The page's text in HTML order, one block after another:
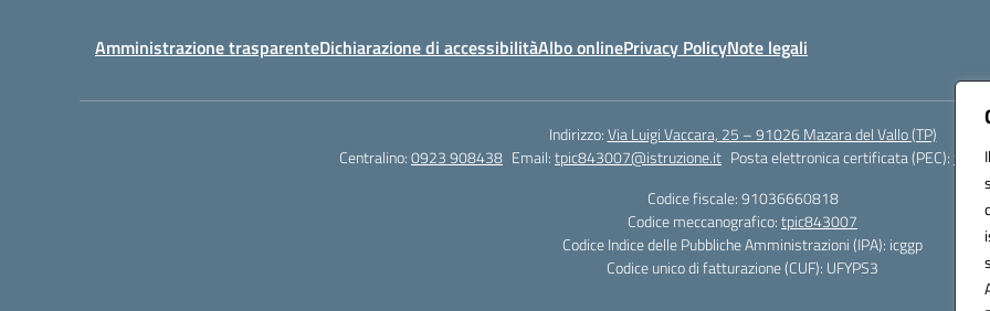
Amministrazione trasparenteDichiarazione di accessibilitàAlbo onlinePrivacy PolicyNote legali
Indirizzo:Via Luigi Vaccara, 25 – 91026 Mazara del Vallo (TP)
Centralino:0923 908438 Email:tpic843007@istruzione.it Posta elettronica certificata (PEC):
Codice fiscale: 91036660818
Codice meccanografico:tpic843007
Codice Indice delle Pubbliche Amministrazioni (IPA): icggp
Codice unico di fatturazione (CUF): UFYPS3